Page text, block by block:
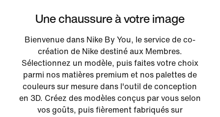
Une chaussure à votre image
Bienvenue dans Nike By You, le service de co-
création de Nike destiné aux Membres.
Sélectionnez un modèle, puis faites votre choix
parmi nos matières premium et nos palettes de
couleurs sur mesure dans l'outil de conception
en 3D. Créez des modèles conçus par vous selon
vos goûts, puis fièrement fabriqués sur